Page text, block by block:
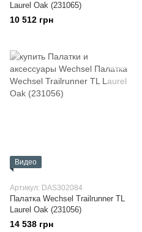
Laurel Oak (231065)
10 512 грн
Видео
Артикул: DAS302084
Палатка Wechsel Trailrunner TL
Laurel Oak (231056)
14 538 грн